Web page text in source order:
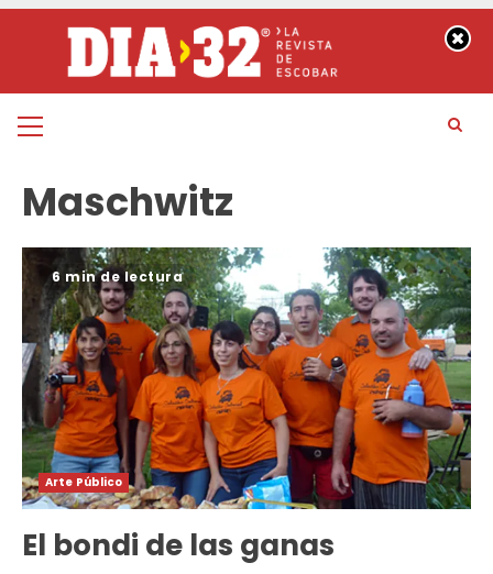
contenido
Menú
Maschwitz
6 min de lectura
Arte Público
El bondi de las ganas